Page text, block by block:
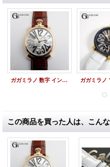
ガガミラノ 数字 インデックス アフターダイヤ
この商品を買った人は、こん